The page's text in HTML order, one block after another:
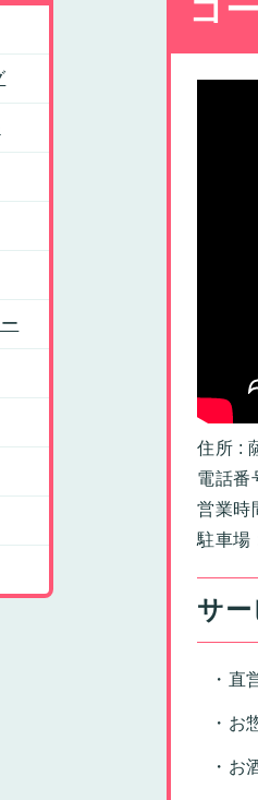
コ
住所 :
電話
営業時
駐車場
サー
直
お
お